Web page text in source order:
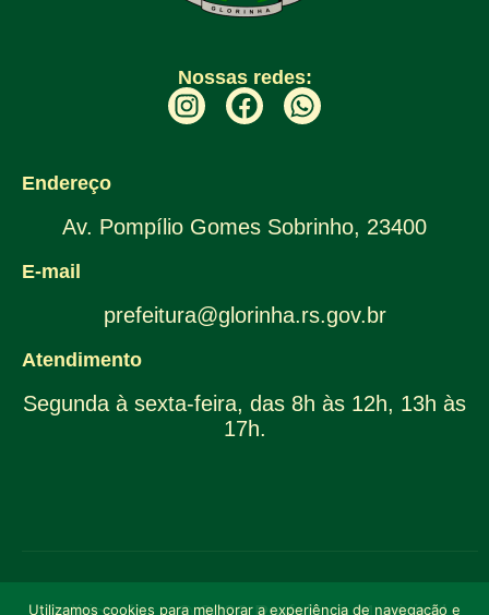
Nossas redes:
Endereço
Av. Pompílio Gomes Sobrinho, 23400
E-mail
prefeitura@glorinha.rs.gov.br
Atendimento
Segunda à sexta-feira, das 8h às 12h, 13h às
17h.
Utilizamos cookies para melhorar a experiência de navegação e